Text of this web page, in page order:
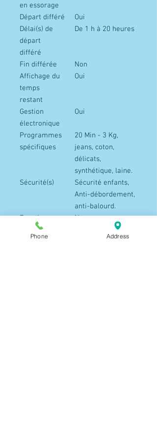
en essorage
Départ différé
Oui
Délai(s) de
départ
différé
De 1 h à 20 heures
Fin différée
Non
Affichage du
temps
restant
Oui
Gestion
électronique
Oui
Programmes
spécifiques
20 Min - 3 Kg,
jeans, coton,
délicats,
synthétique, laine.
Sécurité(s)
Sécurité enfants,
Anti-débordement,
anti-balourd.
Fonction vapeur Non
Intelligent
Roulettes
Phone Address